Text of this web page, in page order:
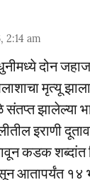
2:14 am
दोन
मृत्यू
झालेल्या
इराणी
कडक शब्दांत
आतापर्यंत १४